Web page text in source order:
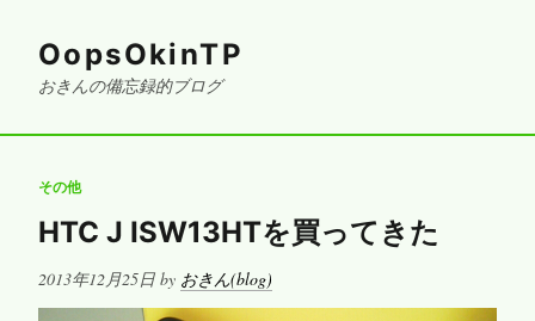
OopsOkinTP
おきんの備忘録的ブログ
その他
HTC J ISW13HTを買ってきた
Posted
2013年12月25日 by おきん(blog)